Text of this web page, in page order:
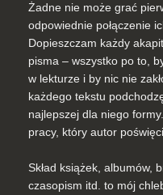
Żadne nie może grać
odpowiednie połączenie
Dopieszczam każdy
pisma – wszystko po to,
w lekturze i by nic nie
każdego tekstu
najlepszej dla niego
pracy, który autor
Skład książek, albumów,
czasopism itd. to mój